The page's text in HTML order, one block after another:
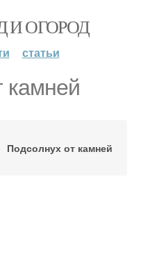
И ОГОРОД
статьи
камней
Подсолнух от камней